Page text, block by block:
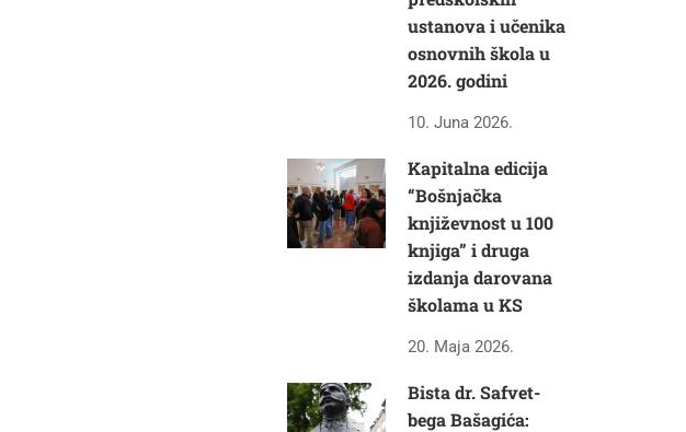
ustanova i učenika
osnovnih škola u
2026. godini
10. Juna 2026.
Kapitalna edicija
“Bošnjačka
književnost u 100
knjiga” i druga
izdanja darovana
školama u KS
20. Maja 2026.
Bista dr. Safvet-
bega Bašagića: